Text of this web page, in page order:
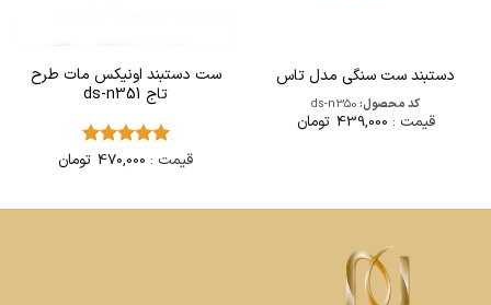
دستبند ست سنگی مدل تاس
کد محصول:ds-n350
قیمت : 439,000 تومان
ست دستبند اونیکس مات طرح
تاج ds-n351
امتیاز5از
قیمت : 470,000 تومان